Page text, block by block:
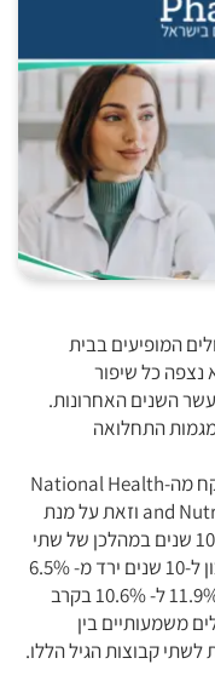
המופיעים בבית
נצפה כל שיפור
התחלואה
במחקר הראשון בחנו החוקרים מידע שנלקח מה-National Health
and Nutrition Examination Survey (NHANES) וזאת על מנת
לנסות ולקבוע את הסיכון הלבבי הכלילי ל-10 שנים במהלכן של שתי
תקופות – 1988-1994 ו- 1999-2004. הסיכון ל-10 שנים ירד מ- 6.5%
ל- 5.9% בקרב גברים בגילאים 35-44 ומ- 11.9% ל- 10.6% בקרב
כל הבדלים משמעותיים בין
קבוצות הגיל הללו.